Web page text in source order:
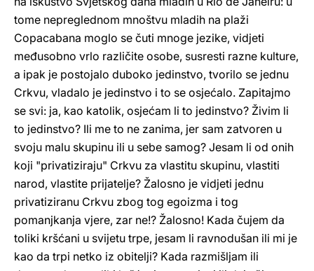
tome nepreglednom mnoštvu mladih na plaži
Copacabana moglo se čuti mnoge jezike, vidjeti
međusobno vrlo različite osobe, susresti razne kulture,
a ipak je postojalo duboko jedinstvo, tvorilo se jednu
Crkvu, vladalo je jedinstvo i to se osjećalo. Zapitajmo
se svi: ja, kao katolik, osjećam li to jedinstvo? Živim li
to jedinstvo? Ili me to ne zanima, jer sam zatvoren u
svoju malu skupinu ili u sebe samog? Jesam li od onih
koji "privatiziraju" Crkvu za vlastitu skupinu, vlastiti
narod, vlastite prijatelje? Žalosno je vidjeti jednu
privatiziranu Crkvu zbog tog egoizma i tog
pomanjkanja vjere, zar ne!? Žalosno! Kada čujem da
toliki kršćani u svijetu trpe, jesam li ravnodušan ili mi je
kao da trpi netko iz obitelji? Kada razmišljam ili